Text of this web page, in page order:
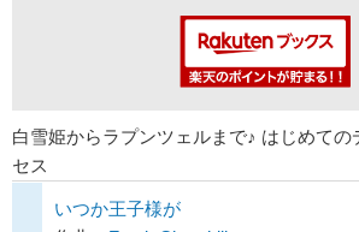
白雪姫からラプンツェルまで♪ はじめての
セス
いつか王子様が